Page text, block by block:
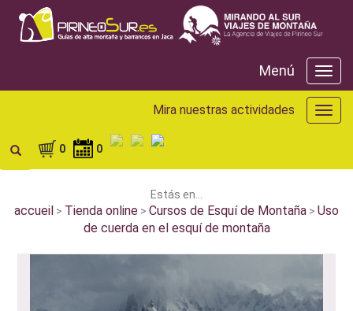
Menú
Menú
Mira
Mira nuestras actividades
0 0
Estás en...
accueil > Tienda online > Cursos de Esquí de Montaña > Uso
de cuerda en el esquí de montaña